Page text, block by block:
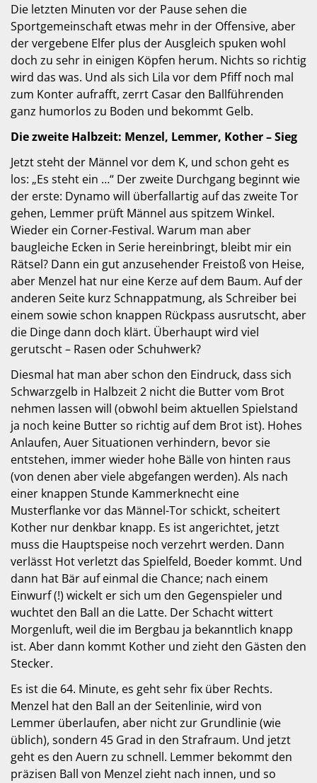
Die letzten Minuten vor der Pause sehen die
Sportgemeinschaft etwas mehr in der Offensive, aber
der vergebene Elfer plus der Ausgleich spuken wohl
doch zu sehr in einigen Köpfen herum. Nichts so richtig
wird das was. Und als sich Lila vor dem Pfiff noch mal
zum Konter aufrafft, zerrt Casar den Ballführenden
ganz humorlos zu Boden und bekommt Gelb.
Die zweite Halbzeit: Menzel, Lemmer, Kother – Sieg
Jetzt steht der Männel vor dem K, und schon geht es
los: „Es steht ein …“ Der zweite Durchgang beginnt wie
der erste: Dynamo will überfallartig auf das zweite Tor
gehen, Lemmer prüft Männel aus spitzem Winkel.
Wieder ein Corner-Festival. Warum man aber
baugleiche Ecken in Serie hereinbringt, bleibt mir ein
Rätsel? Dann ein gut anzusehender Freistoß von Heise,
aber Menzel hat nur eine Kerze auf dem Baum. Auf der
anderen Seite kurz Schnappatmung, als Schreiber bei
einem sowie schon knappen Rückpass ausrutscht, aber
die Dinge dann doch klärt. Überhaupt wird viel
gerutscht – Rasen oder Schuhwerk?
Diesmal hat man aber schon den Eindruck, dass sich
Schwarzgelb in Halbzeit 2 nicht die Butter vom Brot
nehmen lassen will (obwohl beim aktuellen Spielstand
ja noch keine Butter so richtig auf dem Brot ist). Hohes
Anlaufen, Auer Situationen verhindern, bevor sie
entstehen, immer wieder hohe Bälle von hinten raus
(von denen aber viele abgefangen werden). Als nach
einer knappen Stunde Kammerknecht eine
Musterflanke vor das Männel-Tor schickt, scheitert
Kother nur denkbar knapp. Es ist angerichtet, jetzt
muss die Hauptspeise noch verzehrt werden. Dann
verlässt Hot verletzt das Spielfeld, Boeder kommt. Und
dann hat Bär auf einmal die Chance; nach einem
Einwurf (!) wickelt er sich um den Gegenspieler und
wuchtet den Ball an die Latte. Der Schacht wittert
Morgenluft, weil die im Bergbau ja bekanntlich knapp
ist. Aber dann kommt Kother und zieht den Gästen den
Stecker.
Es ist die 64. Minute, es geht sehr fix über Rechts.
Menzel hat den Ball an der Seitenlinie, wird von
Lemmer überlaufen, aber nicht zur Grundlinie (wie
üblich), sondern 45 Grad in den Strafraum. Und jetzt
geht es den Auern zu schnell. Lemmer bekommt den
präzisen Ball von Menzel zieht nach innen, und so